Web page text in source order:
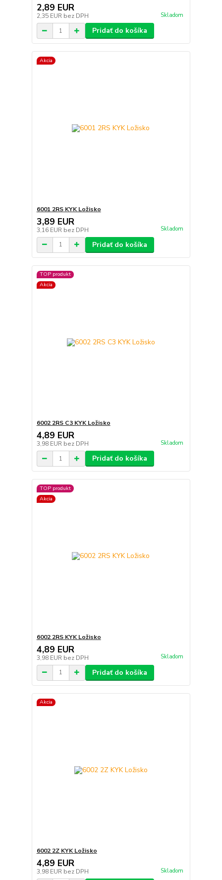
2,89 EUR
2,35 EUR bez DPH Skladom
Pridať do košíka
Akcia
6001 2RS KYK Ložisko
3,89 EUR
3,16 EUR bez DPH Skladom
Pridať do košíka
TOP produkt
Akcia
6002 2RS C3 KYK Ložisko
4,89 EUR
3,98 EUR bez DPH Skladom
Pridať do košíka
TOP produkt
Akcia
6002 2RS KYK Ložisko
4,89 EUR
3,98 EUR bez DPH Skladom
Pridať do košíka
Akcia
6002 2Z KYK Ložisko
4,89 EUR
3,98 EUR bez DPH Skladom